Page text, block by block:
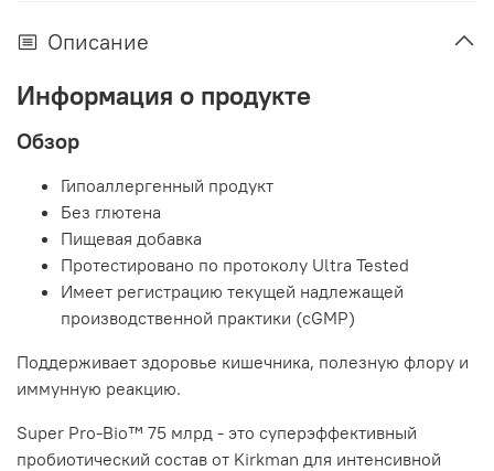
Описание
Информация о продукте
Обзор
Гипоаллергенный продукт
Без глютена
Пищевая добавка
Протестировано по протоколу Ultra Tested
Имеет регистрацию текущей надлежащей
производственной практики (cGMP)
Поддерживает здоровье кишечника, полезную флору и
иммунную реакцию.
Super Pro-Bio™ 75 млрд - это суперэффективный
пробиотический состав от Kirkman для интенсивной